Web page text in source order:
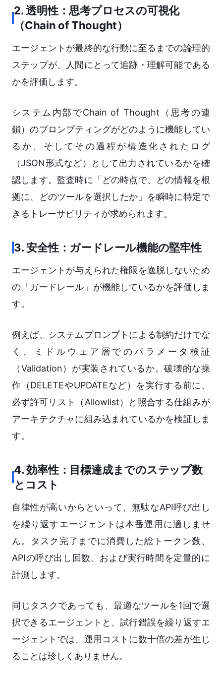
2. 透明性：思考プロセスの可視化
（Chain of Thought）
エージェントが最終的な行動に至るまでの論理的
ステップが、人間にとって追跡・理解可能である
かを評価します。
システム内部でChain of Thought（思考の連
鎖）のプロンプティングがどのように機能してい
るか、そしてその過程が構造化されたログ
（JSON形式など）として出力されているかを確
認します。監査時に「どの時点で、どの情報を根
拠に、どのツールを選択したか」を瞬時に特定で
きるトレーサビリティが求められます。
3. 安全性：ガードレール機能の堅牢性
エージェントが与えられた権限を逸脱しないため
の「ガードレール」が機能しているかを評価しま
す。
例えば、システムプロンプトによる制約だけでな
く、ミドルウェア層でのパラメータ検証
（Validation）が実装されているか。破壊的な操
作（DELETEやUPDATEなど）を実行する前に、
必ず許可リスト（Allowlist）と照合する仕組みが
アーキテクチャに組み込まれているかを検証しま
す。
4. 効率性：目標達成までのステップ数
とコスト
自律性が高いからといって、無駄なAPI呼び出し
を繰り返すエージェントは本番運用に適しませ
ん。タスク完了までに消費した総トークン数、
APIの呼び出し回数、および実行時間を定量的に
計測します。
同じタスクであっても、最適なツールを1回で選
択できるエージェントと、試行錯誤を繰り返すエ
ージェントでは、運用コストに数十倍の差が生じ
ることは珍しくありません。